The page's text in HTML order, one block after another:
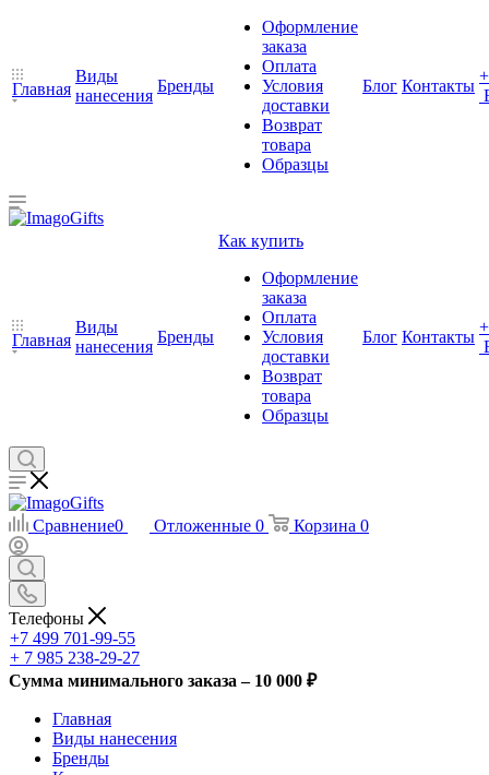
Главная
Виды
нанесения
Бренды
Оформление
заказа
Оплата
Условия
доставки
Возврат
товара
Образцы
Блог Контакты
+
Главная
Виды
нанесения
Бренды
Как купить
Оформление
заказа
Оплата
Условия
доставки
Возврат
товара
Образцы
Блог Контакты
+
Сравнение0 Отложенные 0 Корзина 0
Телефоны
+7 499 701-99-55
+ 7 985 238-29-27
Сумма минимального заказа – 10 000 ₽
Главная
Виды нанесения
Бренды